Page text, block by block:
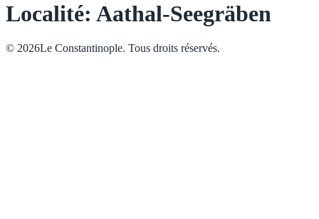
Localité: Aathal-Seegräben
© 2026Le Constantinople. Tous droits réservés.